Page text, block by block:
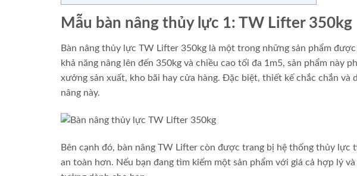
Mẫu bàn nâng thủy lực 1: TW Lifter 350kg
Bàn nâng thủy lực TW Lifter 350kg là một trong những sản phẩm
khả năng nâng lên đến 350kg và chiều cao tối đa 1m5, sản phẩm này
xưởng sản xuất, kho bãi hay cửa hàng. Đặc biệt, thiết kế chắc chắn và
nâng này.
Bên cạnh đó, bàn nâng TW Lifter còn được trang bị hệ thống thủy lực
an toàn hơn. Nếu bạn đang tìm kiếm một sản phẩm với giá cả hợp lý